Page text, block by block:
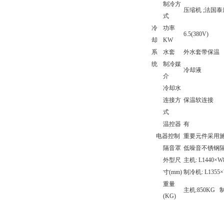
冷
却
系
统
制冷方
式
压缩机 ;法国泰
功率
KW
6.5(380V)
水套
外水套带保温
制冷媒
介
冷却液
冷却水
连接方
式
保温软连接
温控器 有
电器控制
重要元件采用
隔音罩 低噪音不锈钢
外型尺
寸(mm)
主机:
制冷机:
重量
(KG)
主机:850KG